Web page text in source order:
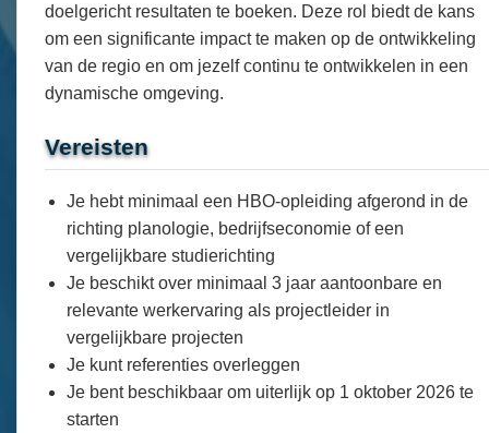
doelgericht resultaten te boeken. Deze rol biedt de kans
om een significante impact te maken op de ontwikkeling
van de regio en om jezelf continu te ontwikkelen in een
dynamische omgeving.
Vereisten
Je hebt minimaal een HBO-opleiding afgerond in de
richting planologie, bedrijfseconomie of een
vergelijkbare studierichting
Je beschikt over minimaal 3 jaar aantoonbare en
relevante werkervaring als projectleider in
vergelijkbare projecten
Je kunt referenties overleggen
Je bent beschikbaar om uiterlijk op 1 oktober 2026 te
starten